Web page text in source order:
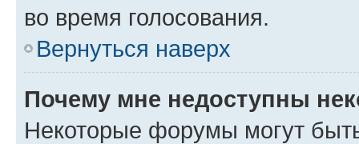
во время голосования.
Вернуться наверх
Почему мне недоступны
Некоторые форумы могут